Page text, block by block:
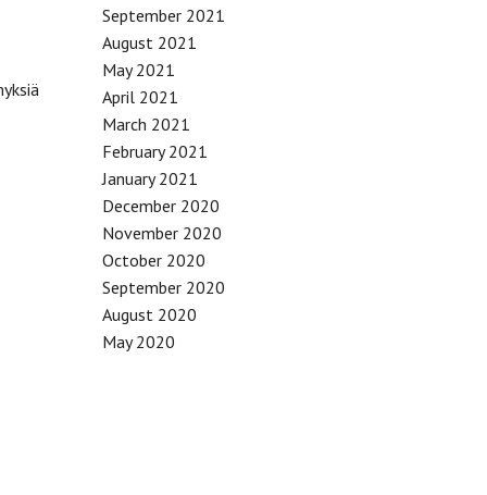
September 2021
August 2021
May 2021
April 2021
March 2021
February 2021
January 2021
December 2020
November 2020
October 2020
September 2020
August 2020
May 2020